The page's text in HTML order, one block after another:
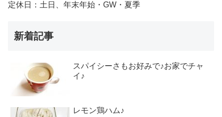
定休日：土日、年末年始・GW・夏季
新着記事
スパイシーさもお好みで♪お家でチャ
イ♪
レモン鶏ハム♪